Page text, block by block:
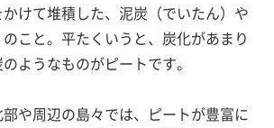
けて堆積した、泥炭（でいたん）や
こと。平たくいうと、炭化があまり
ようなものがピートです。
部や周辺の島々では、ピートが豊富に